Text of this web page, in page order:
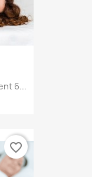
6...
favorite_border